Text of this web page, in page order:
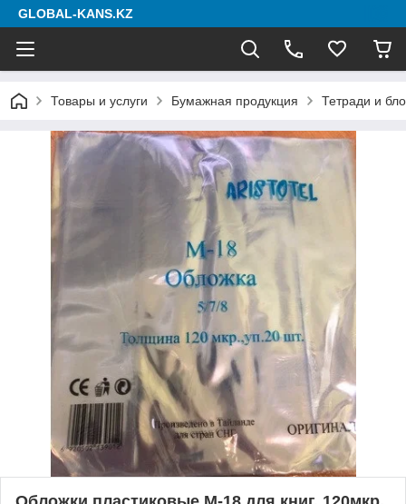
GLOBAL-KANS.KZ
Товары и услуги Бумажная продукция Тетради и